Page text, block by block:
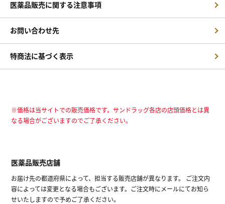
医薬品販売に関する注意事項
お問い合わせ先
特商法に基づく表示
※価格は当サイトでの販売価格です。サンドラッグ各店の店頭価格とは異
なる場合がございますのでご了承ください。
医薬品販売店舗
お届け先の都道府県によって、担当する販売店舗が異なります。 ご注文内
容によっては変更となる場合もございます。ご注文時にメールにてお知ら
せいたしますので予めご了承ください。